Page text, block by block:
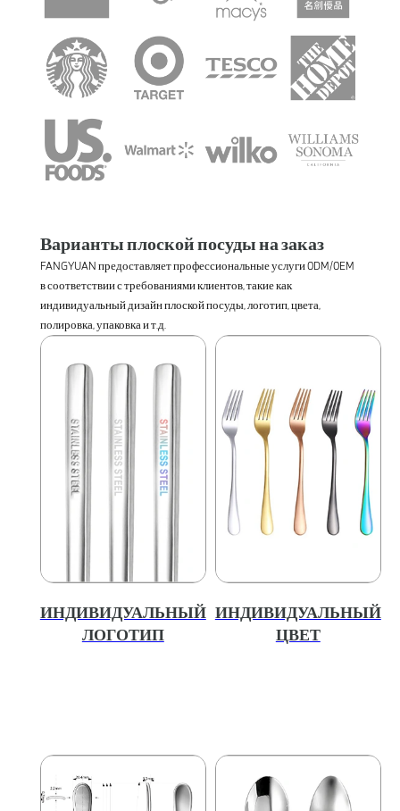
Варианты плоской посуды на заказ
FANGYUAN предоставляет профессиональные услуги 0DM/0EM
в соответствии с требованиями клиентов, такие как
индивидуальный дизайн плоской посуды, логотип, цвета,
полировка, упаковка и т.д.
ИНДИВИДУАЛЬНЫЙ
ЛОГОТИП
ИНДИВИДУАЛЬНЫЙ
ЦВЕТ